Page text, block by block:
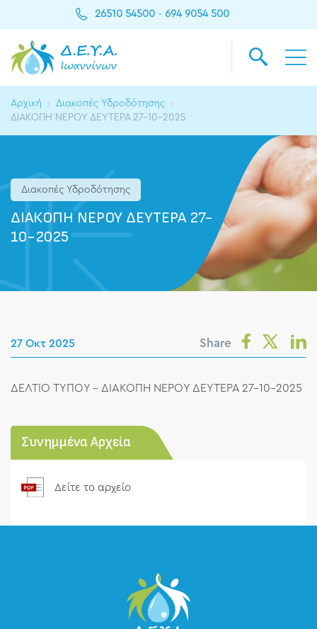
26510 54500 - 694 9054 500
Αρχική
Διακοπές Υδροδότησης
ΔΙΑΚΟΠΗ ΝΕΡΟΥ ΔΕΥΤΕΡΑ 27-10-2025
Διακοπές Υδροδότησης
ΔΙΑΚΟΠΗ ΝΕΡΟΥ ΔΕΥΤΕΡΑ 27-
10-2025
27 Οκτ 2025 Share
ΔΕΛΤΙΟ ΤΥΠΟΥ - ΔΙΑΚΟΠΗ ΝΕΡΟΥ ΔΕΥΤΕΡΑ 27-10-2025
Συνημμένα Αρχεία
Δείτε το αρχείο